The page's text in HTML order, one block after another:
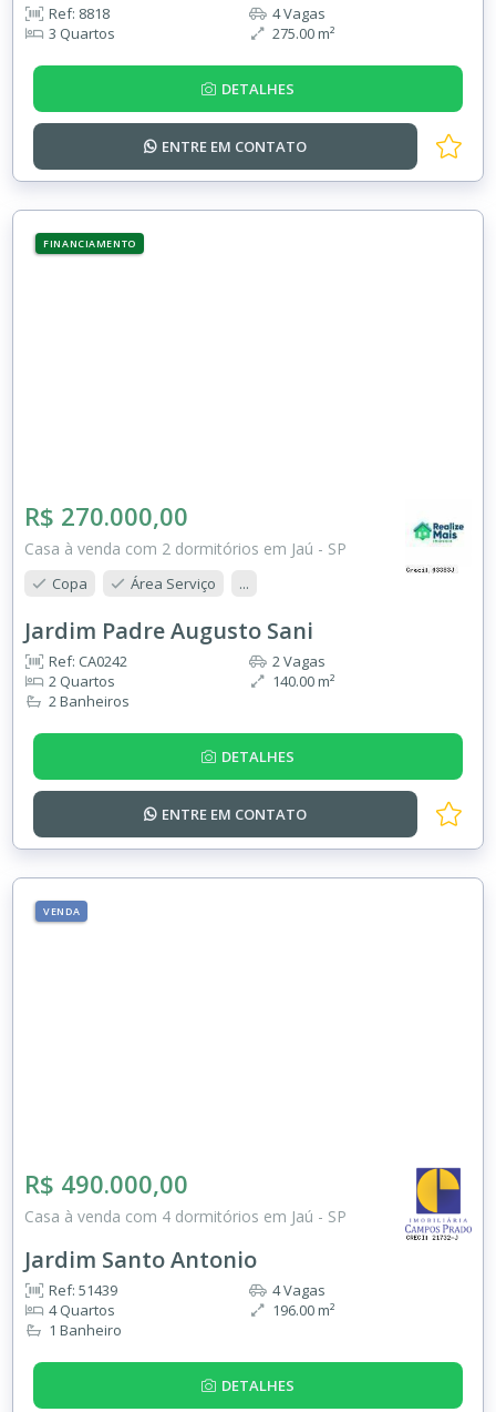
Ref: 8818
3 Quartos
4 Vagas
275.00 m²
DETALHES
ENTRE EM CONTATO
FINANCIAMENTO
R$ 270.000,00
Casa à venda com 2 dormitórios em Jaú - SP
Copa Área Serviço ...
Jardim Padre Augusto Sani
Ref: CA0242
2 Quartos
2 Banheiros
2 Vagas
140.00 m²
DETALHES
ENTRE EM CONTATO
VENDA
R$ 490.000,00
Casa à venda com 4 dormitórios em Jaú - SP
Jardim Santo Antonio
Ref: 51439
4 Quartos
1 Banheiro
4 Vagas
196.00 m²
DETALHES